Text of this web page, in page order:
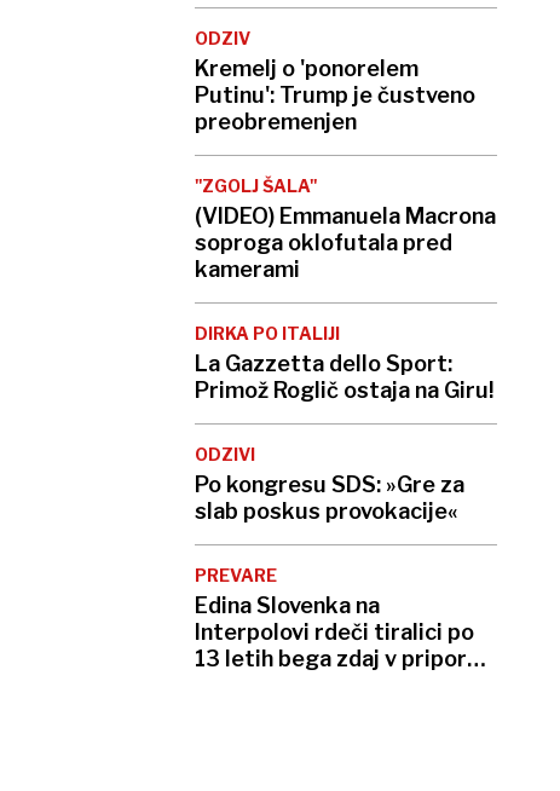
ODZIV
Kremelj o 'ponorelem
Putinu': Trump je čustveno
preobremenjen
''ZGOLJ ŠALA''
(VIDEO) Emmanuela Macrona
soproga oklofutala pred
kamerami
DIRKA PO ITALIJI
La Gazzetta dello Sport:
Primož Roglič ostaja na Giru!
ODZIVI
Po kongresu SDS: »Gre za
slab poskus provokacije«
PREVARE
Edina Slovenka na
Interpolovi rdeči tiralici po
13 letih bega zdaj v priporu v